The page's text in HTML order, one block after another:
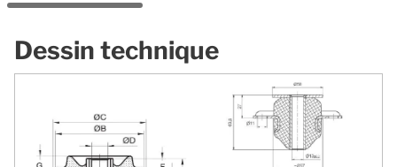
Dessin technique